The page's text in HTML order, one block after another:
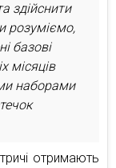
здійснити
розуміємо,
базові
місяців
наборами
отримають